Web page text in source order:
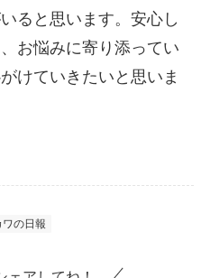
ると思います。安心し
お悩みに寄り添ってい
けていきたいと思いま
ワの日報